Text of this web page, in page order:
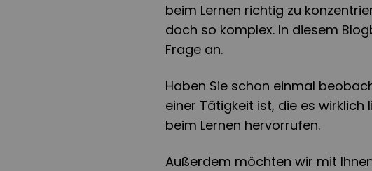
beim Lernen richtig zu
doch so komplex. In diesem
Frage an.
Haben Sie schon einmal
einer Tätigkeit ist, die es
beim Lernen hervorrufen.
Außerdem möchten wir mit